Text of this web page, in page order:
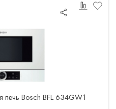
Bosch BFL 634GW1